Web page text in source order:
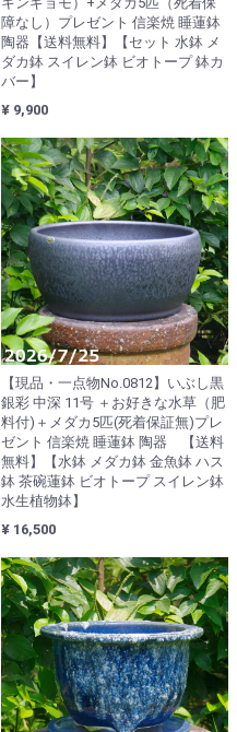
障なし）プレゼント 信楽焼 睡蓮鉢
陶器【送料無料】【セット 水鉢 メ
ダカ鉢 スイレン鉢 ビオトープ 鉢カ
バー】
¥ 9,900
【現品・一点物No.0812】いぶし黒
銀彩 中深 11号 ＋お好きな水草（肥
料付)＋メダカ5匹(死着保証無)プレ
ゼント 信楽焼 睡蓮鉢 陶器 【送料
無料】【水鉢 メダカ鉢 金魚鉢 ハス
鉢 茶碗蓮鉢 ビオトープ スイレン鉢
水生植物鉢】
¥ 16,500